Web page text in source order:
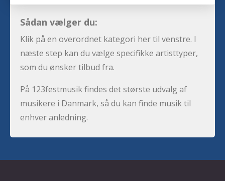
Sådan vælger du:
Klik på en overordnet kategori her til venstre. I
næste step kan du vælge specifikke artisttyper,
som du ønsker tilbud fra.
På 123festmusik findes det største udvalg af
musikere i Danmark, så du kan finde musik til
enhver anledning.